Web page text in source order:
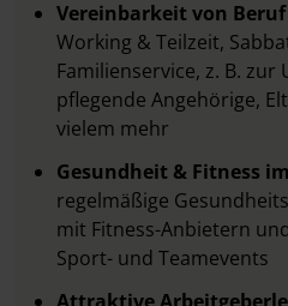
Vereinbarkeit von
Working & Teilzeit,
Familienservice, z. B.
pflegende Angehörige,
vielem mehr
Gesundheit & Fitness
regelmäßige
mit Fitness-Anbietern
Sport- und Teamevents